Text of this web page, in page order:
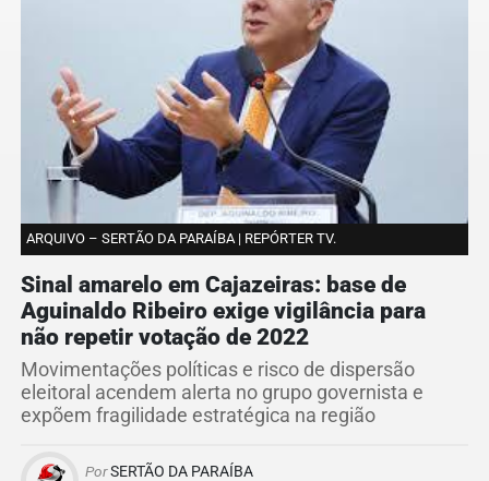
ARQUIVO – SERTÃO DA PARAÍBA | REPÓRTER TV.
Sinal amarelo em Cajazeiras: base de
Aguinaldo Ribeiro exige vigilância para
não repetir votação de 2022
Movimentações políticas e risco de dispersão
eleitoral acendem alerta no grupo governista e
expõem fragilidade estratégica na região
PorSERTÃO DA PARAÍBA